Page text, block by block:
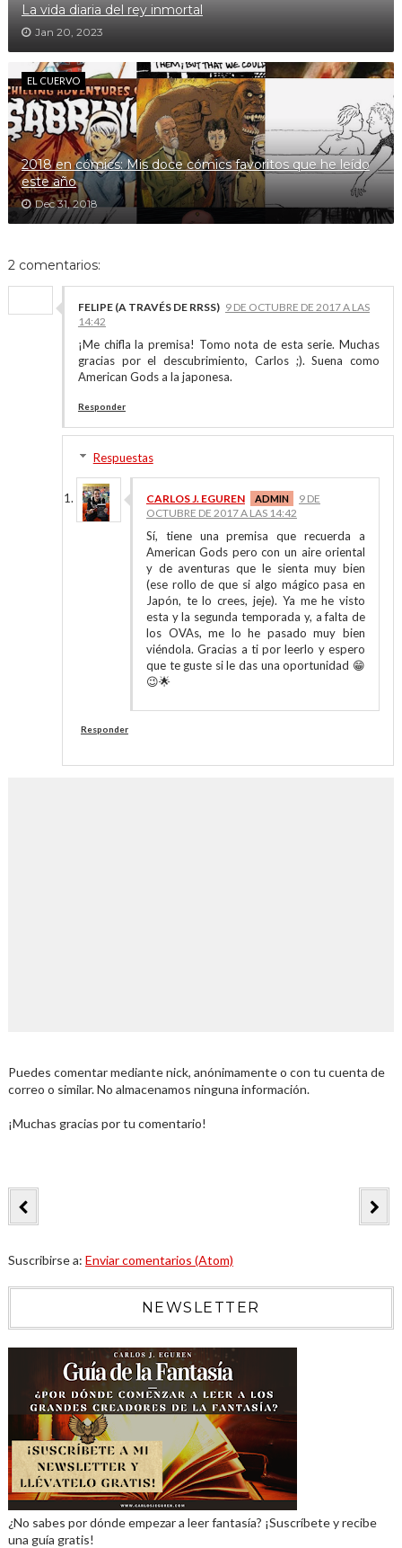
La vida diaria del rey inmortal
Jan 20, 2023
EL CUERVO
2018 en cómics: Mis doce cómics favoritos que he leído
este año
Dec 31, 2018
2 comentarios:
FELIPE (A TRAVÉS DE RRSS) 9 DE OCTUBRE DE 2017 A LAS
14:42
¡Me chifla la premisa! Tomo nota de esta serie. Muchas
gracias por el descubrimiento, Carlos ;). Suena como
American Gods a la japonesa.
Responder
Respuestas
CARLOS J. EGUREN
9 DE
OCTUBRE DE 2017 A LAS 14:42
Sí, tiene una premisa que recuerda a
American Gods pero con un aire oriental
y de aventuras que le sienta muy bien
(ese rollo de que si algo mágico pasa en
Japón, te lo crees, jeje). Ya me he visto
esta y la segunda temporada y, a falta de
los OVAs, me lo he pasado muy bien
viéndola. Gracias a ti por leerlo y espero
que te guste si le das una oportunidad 😁
😉🌟
Responder
Puedes comentar mediante nick, anónimamente o con tu cuenta de
correo o similar. No almacenamos ninguna información.
¡Muchas gracias por tu comentario!
Suscribirse a: Enviar comentarios (Atom)
NEWSLETTER
¿No sabes por dónde empezar a leer fantasía? ¡Suscríbete y recibe
una guía gratis!